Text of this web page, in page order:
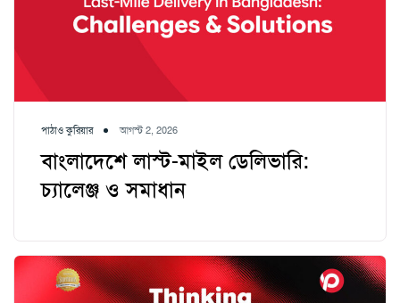
পাঠাও কুরিয়ার আগস্ট 2, 2026
বাংলাদেশে লাস্ট-মাইল ডেলিভারি:
চ্যালেঞ্জ ও সমাধান